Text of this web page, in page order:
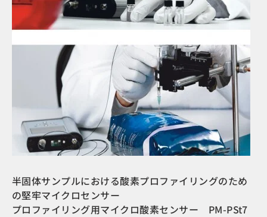
半固体サンプルにおける酸素プロファイリングのため
の堅牢マイクロセンサー
プロファイリング用マイクロ酸素センサー PM-PSt7